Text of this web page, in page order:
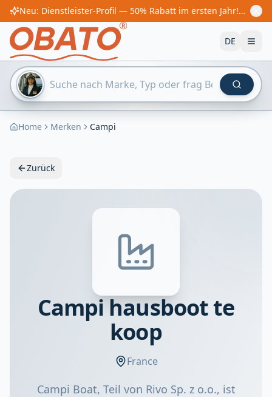
Neu: Dienstleister-Profil — 50% Rabatt im ersten Jahr! Ab €60/Jahr
DE
Home Merken Campi
Zurück
Campi hausboot te
koop
France
Campi Boat, Teil von Rivo Sp. z o.o., ist